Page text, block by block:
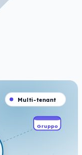
Gruppo
Multi-tenant